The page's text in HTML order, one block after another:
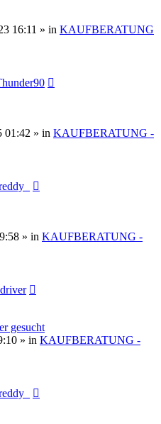
16:11 » in KAUFBERATUNG
01:42 » in KAUFBERATUNG -
» in KAUFBERATUNG -
gesucht
» in KAUFBERATUNG -